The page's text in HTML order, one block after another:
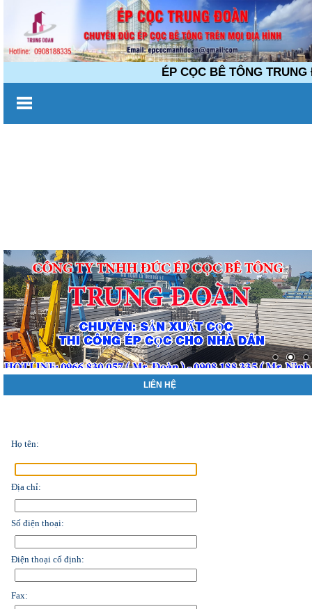
ÉP CỌC BÊ TÔNG
LIÊN HỆ
Họ tên:
Địa chỉ:
Số điện thoại:
Điện thoại cố định:
Fax: